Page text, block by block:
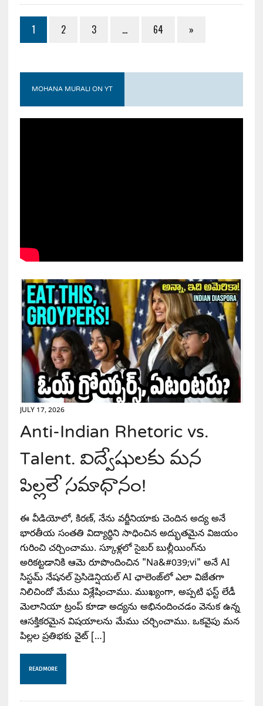
1 2 3 … 64 »
MOHANA MURALI ON YT
JULY 17, 2026
Anti-Indian Rhetoric vs.
Talent. విద్వేషులకు మన
పిల్లలే సమాధానం!
ఈ వీడియోలో, కిరణ్, నేను వర్జీనియాకు చెందిన అద్య అనే
భారతీయ సంతతి విద్యార్థిని సాధించిన అద్భుతమైన విజయం
గురించి చర్చించాము. స్కూళ్లలో సైబర్ బుల్లీయింగ్‌ను
అరికట్టడానికి ఆమె రూపొందించిన "Na&#039;vi" అనే AI
సిస్టమ్ నేషనల్ ప్రెసిడెన్షియల్ AI ఛాలెంజ్‌లో ఎలా విజేతగా
నిలిచిందో మేము విశ్లేషించాము. ముఖ్యంగా, అప్పటి ఫస్ట్ లేడీ
మెలానియా ట్రంప్ కూడా అద్యను అభినందించడం వెనుక ఉన్న
ఆసక్తికరమైన విషయాలను మేము చర్చించాము. ఒకవైపు మన
పిల్లల ప్రతిభకు వైట్ […]
READ MORE